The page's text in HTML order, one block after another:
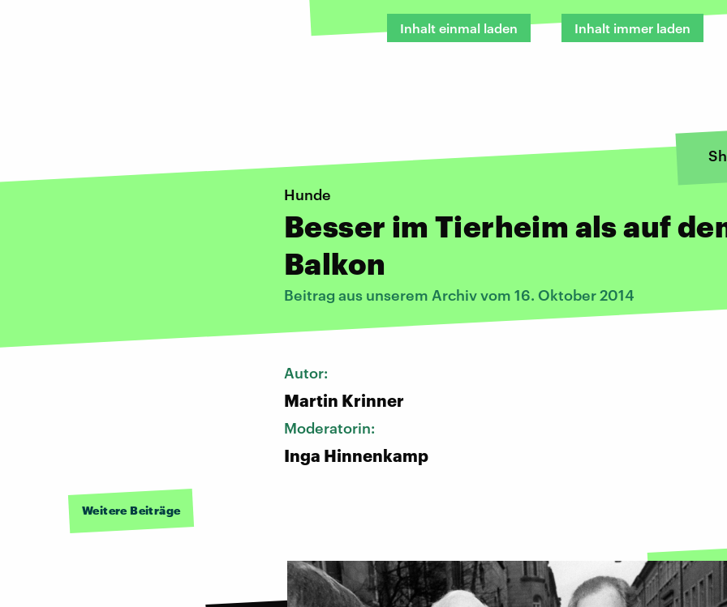
Inhalt einmal laden Inhalt immer laden
Hunde
Besser im Tierheim als auf
Balkon
Beitrag aus unserem Archiv vom 16. Oktober 2014
Autor:
Martin Krinner
Moderatorin:
Inga Hinnenkamp
Weitere Beiträge